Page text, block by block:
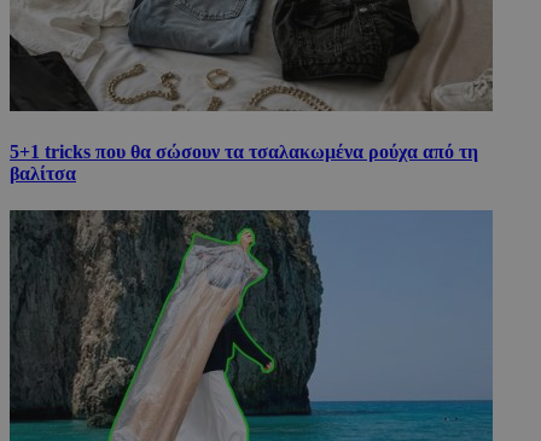
5+1 tricks που θα σώσουν τα τσαλακωμένα ρούχα από τη
βαλίτσα